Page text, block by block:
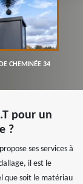
CHEMINÉE 34
pour un
?
ses services à
il est le
que soit le matériau